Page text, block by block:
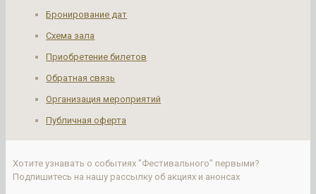
Бронирование дат
Схема зала
Приобретение билетов
Обратная связь
Организация мероприятий
Публичная оферта
Хотите узнавать о событиях "Фестивального" первыми?
Подпишитесь на нашу рассылку об акциях и анонсах